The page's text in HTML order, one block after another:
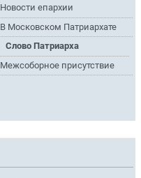
Новости епархии
В Московском Патриархате
Слово Патриарха
Межсоборное присутствие